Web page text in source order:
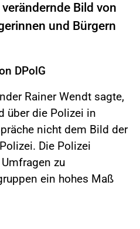
Bild von
und Bürgern
DPolG
Rainer Wendt sagte,
über die Polizei in
nicht dem Bild der
Die Polizei
zu
ein hohes Maß